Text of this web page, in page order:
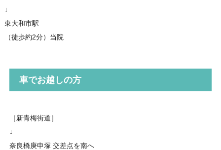
↓
東大和市駅
（徒歩約2分）当院
車でお越しの方
［新青梅街道］
↓
奈良橋庚申塚 交差点を南へ